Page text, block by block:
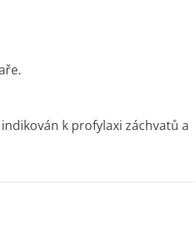
k profylaxi záchvatů a